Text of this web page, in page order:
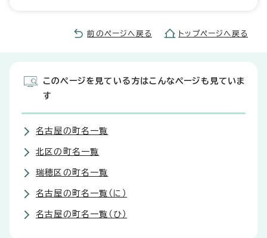
前のページへ戻る トップページへ戻る
このページを見ている方はこんなページも見ていま
す
名古屋の町名一覧
北区の町名一覧
瑞穂区の町名一覧
名古屋の町名一覧（に）
名古屋の町名一覧（ひ）